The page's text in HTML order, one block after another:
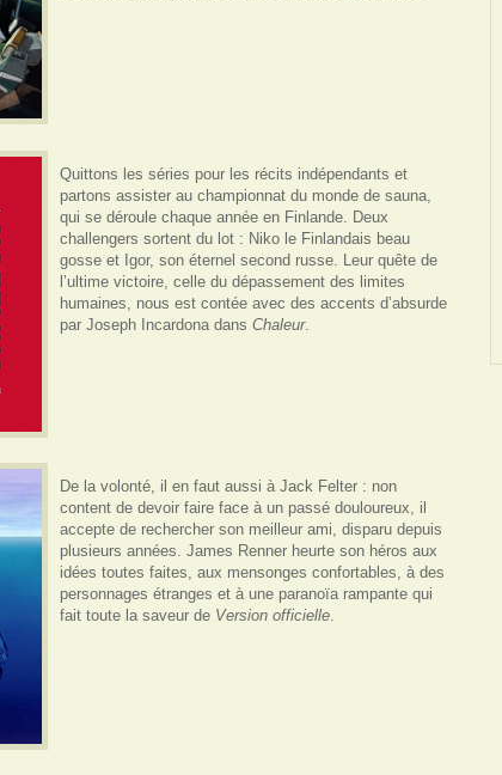
Quittons les séries pour les récits indépendants et
partons assister au championnat du monde de sauna,
qui se déroule chaque année en Finlande. Deux
challengers sortent du lot : Niko le Finlandais beau
gosse et Igor, son éternel second russe. Leur quête de
l’ultime victoire, celle du dépassement des limites
humaines, nous est contée avec des accents d’absurde
par Joseph Incardona dans Chaleur.
De la volonté, il en faut aussi à Jack Felter : non
content de devoir faire face à un passé douloureux, il
accepte de rechercher son meilleur ami, disparu depuis
plusieurs années. James Renner heurte son héros aux
idées toutes faites, aux mensonges confortables, à des
personnages étranges et à une paranoïa rampante qui
fait toute la saveur de Version officielle.